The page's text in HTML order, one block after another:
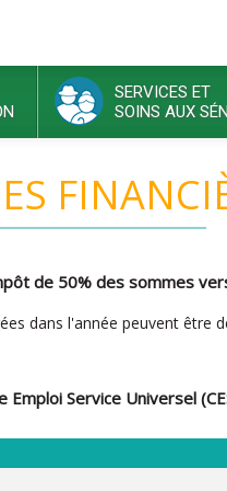
SERVICES ET
SOINS AUX
de 50% des sommes
dans l'année peuvent être
Emploi Service Universel